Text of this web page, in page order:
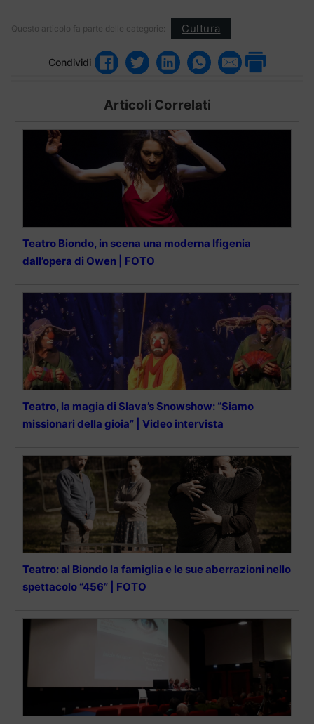
Questo articolo fa parte delle categorie: Cultura
Condividi
Articoli Correlati
Teatro Biondo, in scena una moderna Ifigenia
dall’opera di Owen | FOTO
Teatro, la magia di Slava’s Snowshow: “Siamo
missionari della gioia” | Video intervista
Teatro: al Biondo la famiglia e le sue aberrazioni nello
spettacolo “456” | FOTO